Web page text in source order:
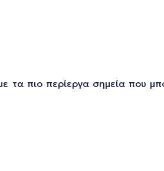
τα πιο περίεργα σημεία που